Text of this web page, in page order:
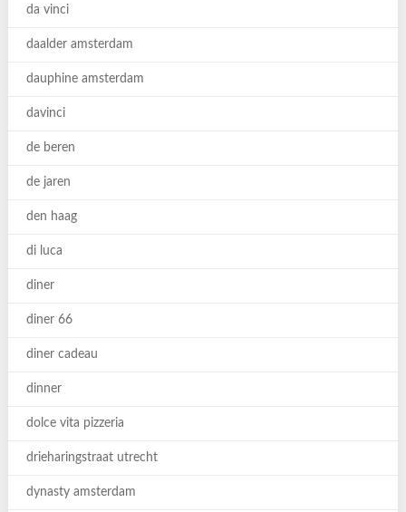
da vinci
daalder amsterdam
dauphine amsterdam
davinci
de beren
de jaren
den haag
di luca
diner
diner 66
diner cadeau
dinner
dolce vita pizzeria
drieharingstraat utrecht
dynasty amsterdam